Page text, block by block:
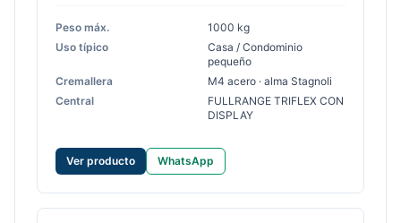
Peso máx.
1000 kg
Uso típico
Casa / Condominio
pequeño
Cremallera
M4 acero · alma Stagnoli
Central
FULLRANGE TRIFLEX CON
DISPLAY
Ver producto WhatsApp